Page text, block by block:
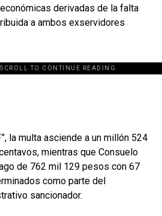
derivadas de la falta
a ambos exservidores
TO CONTINUE READING.
la multa asciende a un millón 524
mientras que Consuelo
de 762 mil 129 pesos con 67
como parte del
sancionador.